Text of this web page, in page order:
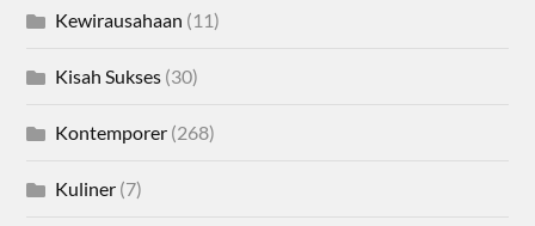
Kewirausahaan (11)
Kisah Sukses (30)
Kontemporer (268)
Kuliner (7)